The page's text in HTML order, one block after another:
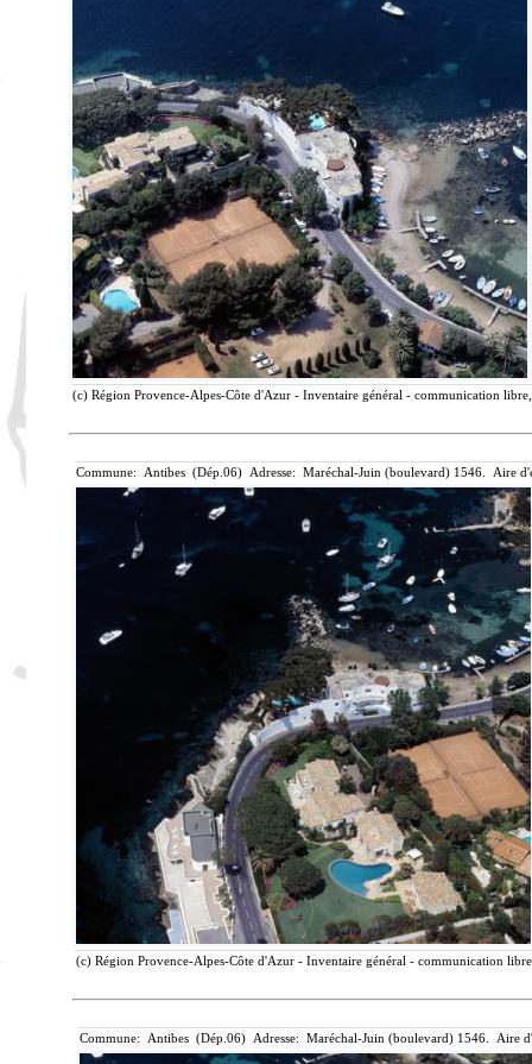
(c) Région Provence-Alpes-Côte d'Azur - Inventaire général - communication
Commune: Antibes (Dép.06) Adresse: Maréchal-Juin (boulevard) 1546. Aire
(c) Région Provence-Alpes-Côte d'Azur - Inventaire général - communication
Commune: Antibes (Dép.06) Adresse: Maréchal-Juin (boulevard) 1546. Aire